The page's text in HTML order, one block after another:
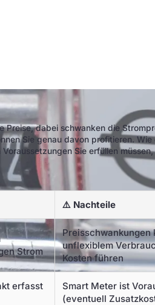
Preise, dabei schwanken die
Sie genau davon profitieren.
Sie erfüllen
⚠️ Nachteile
Strom
Preisschwankungen
unflexiblem
Kosten führen
erfasst
Smart Meter ist
(eventuell